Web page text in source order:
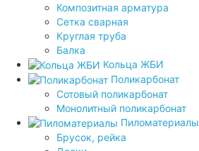
Композитная арматура
Сетка сварная
Круглая труба
Балка
Кольца ЖБИ
Поликарбонат
Сотовый поликарбонат
Монолитный поликарбонат
Пиломатериалы
Брусок, рейка